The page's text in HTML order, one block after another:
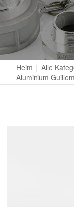
Heim | Alle
Aluminium